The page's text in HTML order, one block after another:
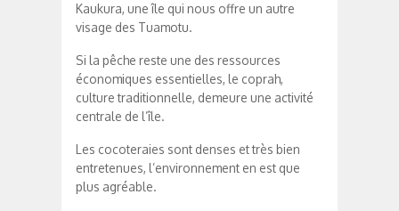
Kaukura, une île qui nous offre un autre
visage des Tuamotu.
Si la pêche reste une des ressources
économiques essentielles, le coprah,
culture traditionnelle, demeure une activité
centrale de l’île.
Les cocoteraies sont denses et très bien
entretenues, l’environnement en est que
plus agréable.